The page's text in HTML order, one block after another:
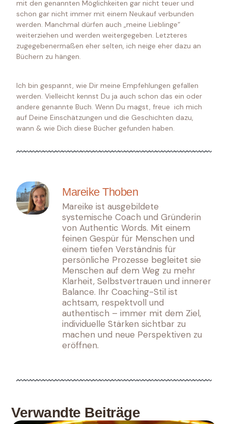
mit den genannten Möglichkeiten gar nicht teuer und
schon gar nicht immer mit einem Neukauf verbunden
werden. Manchmal dürfen auch „meine Lieblinge“
weiterziehen und werden weitergegeben. Letzteres
zugegebenermaßen eher selten, ich neige eher dazu an
Büchern zu hängen.
Ich bin gespannt, wie Dir meine Empfehlungen gefallen
werden. Vielleicht kennst Du ja auch schon das ein oder
andere genannte Buch. Wenn Du magst, freue ich mich
auf Deine Einschätzungen und die Geschichten dazu,
wann & wie Dich diese Bücher gefunden haben.
Mareike Thoben
Mareike ist ausgebildete
systemische Coach und Gründerin
von Authentic Words. Mit einem
feinen Gespür für Menschen und
einem tiefen Verständnis für
persönliche Prozesse begleitet sie
Menschen auf dem Weg zu mehr
Klarheit, Selbstvertrauen und innerer
Balance. Ihr Coaching-Stil ist
achtsam, respektvoll und
authentisch – immer mit dem Ziel,
individuelle Stärken sichtbar zu
machen und neue Perspektiven zu
eröffnen.
Verwandte Beiträge